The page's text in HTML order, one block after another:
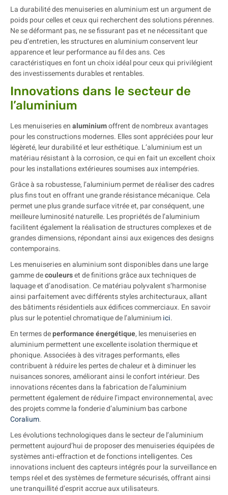
La durabilité des menuiseries en aluminium est un argument de
poids pour celles et ceux qui recherchent des solutions pérennes.
Ne se déformant pas, ne se fissurant pas et ne nécessitant que
peu d’entretien, les structures en aluminium conservent leur
apparence et leur performance au fil des ans. Ces
caractéristiques en font un choix idéal pour ceux qui privilégient
des investissements durables et rentables.
Innovations dans le secteur de
l’aluminium
Les menuiseries enaluminiumoffrent de nombreux avantages
pour les constructions modernes. Elles sont appréciées pour leur
légèreté, leur durabilité et leur esthétique. L’aluminium est un
matériau résistant à la corrosion, ce qui en fait un excellent choix
pour les installations extérieures soumises aux intempéries.
Grâce à sa robustesse, l’aluminium permet de réaliser des cadres
plus fins tout en offrant une grande résistance mécanique. Cela
permet une plus grande surface vitrée et, par conséquent, une
meilleure luminosité naturelle. Les propriétés de l’aluminium
facilitent également la réalisation de structures complexes et de
grandes dimensions, répondant ainsi aux exigences des designs
contemporains.
Les menuiseries en aluminium sont disponibles dans une large
gamme decouleurset de finitions grâce aux techniques de
laquage et d’anodisation. Ce matériau polyvalent s’harmonise
ainsi parfaitement avec différents styles architecturaux, allant
des bâtiments résidentiels aux édifices commerciaux. En savoir
plus sur le potentiel chromatique de l’aluminiumici.
En termes deperformance énergétique, les menuiseries en
aluminium permettent une excellente isolation thermique et
phonique. Associées à des vitrages performants, elles
contribuent à réduire les pertes de chaleur et à diminuer les
nuisances sonores, améliorant ainsi le confort intérieur. Des
innovations récentes dans la fabrication de l’aluminium
permettent également de réduire l’impact environnemental, avec
des projets comme la fonderie d’aluminium bas carbone
Coralium.
Les évolutions technologiques dans le secteur de l’aluminium
permettent aujourd’hui de proposer des menuiseries équipées de
systèmes anti-effraction et de fonctions intelligentes. Ces
innovations incluent des capteurs intégrés pour la surveillance en
temps réel et des systèmes de fermeture sécurisés, offrant ainsi
une tranquillité d’esprit accrue aux utilisateurs.